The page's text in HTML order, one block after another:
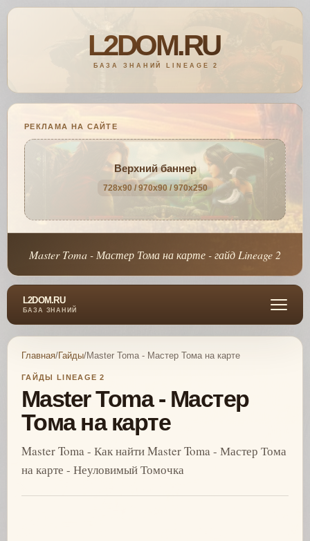
РЕКЛАМА НА САЙТЕ
Верхний баннер
728x90 / 970x90 / 970x250
Master Toma - Мастер Тома на карте - гайд Lineage 2
L2DOM.RU
БАЗА ЗНАНИЙ
Главная/Гайды/Master Toma - Мастер Тома на карте
ГАЙДЫ LINEAGE 2
Master Toma - Мастер
Тома на карте
Master Toma - Как найти Master Toma - Мастер Тома
на карте - Неуловимый Томочка